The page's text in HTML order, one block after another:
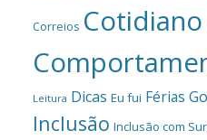
Correios
Leitura Dicas Eu fui Férias
Inclusão Inclusão com